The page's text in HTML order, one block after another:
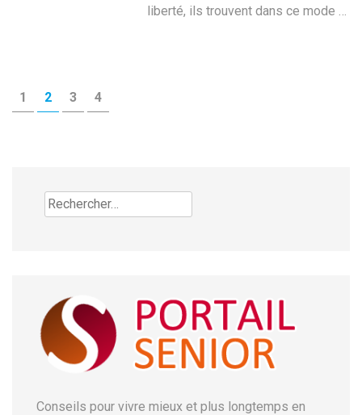
liberté, ils trouvent dans ce mode …
Pagination
des
PAGE
1 PAGE
2 PAGE
3 PAGE
4
Rechercher :
Conseils pour vivre mieux et plus longtemps en